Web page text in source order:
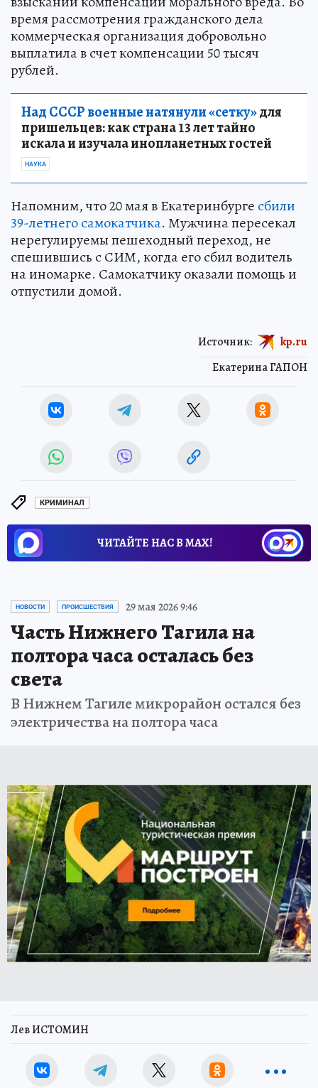
время рассмотрения гражданского дела
коммерческая организация добровольно
выплатила в счет компенсации 50 тысяч
рублей.
Над СССР военные натянули «сетку»для
пришельцев: как страна 13 лет тайно
искала и изучала инопланетных гостей
НАУКА
Напомним, что 20 мая в Екатеринбурге сбили
39-летнего самокатчика. Мужчина пересекал
нерегулируемы пешеходный переход, не
спешившись с СИМ, когда его сбил водитель
на иномарке. Самокатчику оказали помощь и
отпустили домой.
Екатерина ГАПОН
Источник: kp.ru
КРИМИНАЛ
ЧИТАЙТЕ НАС В МАХ!
НОВОСТИ ПРОИСШЕСТВИЯ 29 мая 2026 9:46
Часть Нижнего Тагила на
полтора часа осталась без
света
В Нижнем Тагиле микрорайон остался без
электричества на полтора часа
Лев ИСТОМИН